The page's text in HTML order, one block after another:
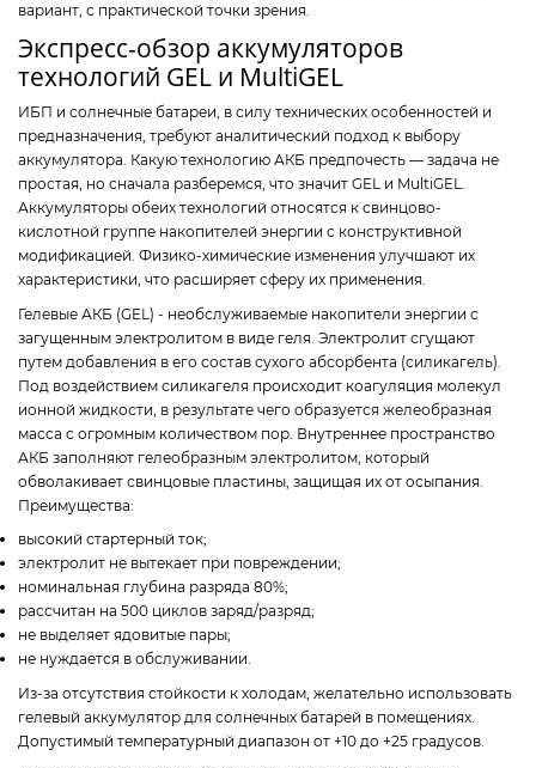
вариант, с практической точки зрения.
Экспресс-обзор аккумуляторов
технологий GEL и MultiGEL
ИБП и солнечные батареи, в силу технических особенностей и
предназначения, требуют аналитический подход к выбору
аккумулятора. Какую технологию АКБ предпочесть — задача не
простая, но сначала разберемся, что значит GEL и MultiGEL.
Аккумуляторы обеих технологий относятся к свинцово-
кислотной группе накопителей энергии с конструктивной
модификацией. Физико-химические изменения улучшают их
характеристики, что расширяет сферу их применения.
Гелевые АКБ (GEL) - необслуживаемые накопители энергии с
загущенным электролитом в виде геля. Электролит сгущают
путем добавления в его состав сухого абсорбента (силикагель).
Под воздействием силикагеля происходит коагуляция молекул
ионной жидкости, в результате чего образуется желеобразная
масса с огромным количеством пор. Внутреннее пространство
АКБ заполняют гелеобразным электролитом, который
обволакивает свинцовые пластины, защищая их от осыпания.
Преимущества:
высокий стартерный ток;
электролит не вытекает при повреждении;
номинальная глубина разряда 80%;
рассчитан на 500 циклов заряд/разряд;
не выделяет ядовитые пары;
не нуждается в обслуживании.
Из-за отсутствия стойкости к холодам, желательно использовать
гелевый аккумулятор для солнечных батарей в помещениях.
Допустимый температурный диапазон от +10 до +25 градусов.